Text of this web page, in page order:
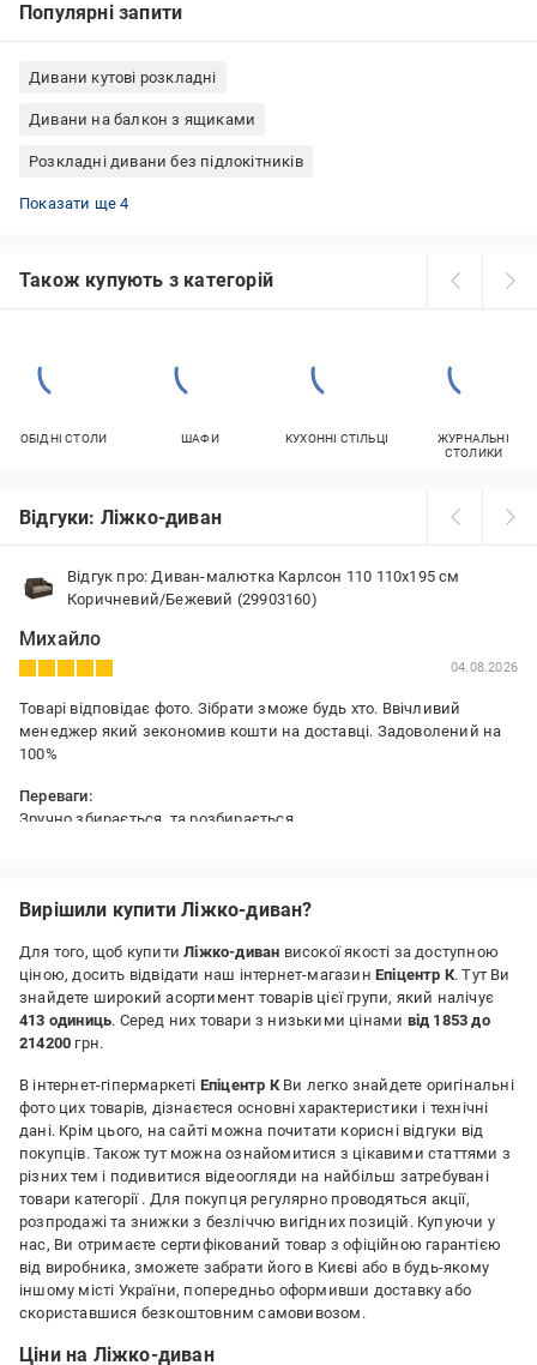
Популярні запити
Дивани кутові розкладні
Дивани на балкон з ящиками
Розкладні дивани без підлокітників
Дивани прямі розкладні
Кутові дивани трансформери
Дитячі дивани розкладні
Дивани кутові 2-спальні
Показати ще 4
Також купують з категорій
ОБІДНІ СТОЛИ ШАФИ КУХОННІ СТІЛЬЦІ
ЖУРНАЛЬНІ
СТОЛИКИ
Відгуки: Ліжко-диван
Відгук про: Диван-малютка Карлсон 110 110х195 см
Коричневий/Бежевий (29903160)
Михайло
04.08.2026
Товарі відповідає фото. Зібрати зможе будь хто. Ввічливий
менеджер який зекономив кошти на доставці. Задоволений на
100%
Переваги:
Зручно збирається, та розбирається
Вирішили купити Ліжко-диван?
Для того, щоб купитиЛіжко-диван високої якості за доступною
ціною, досить відвідати наш інтернет-магазин Епіцентр К. Тут Ви
знайдете широкий асортимент товарів цієї групи, який налічує
413 одиниць. Серед них товари з низькими цінами від 1853 до
214200 грн.
В інтернет-гіпермаркеті Епіцентр КВи легко знайдете оригінальні
фото цих товарів, дізнаєтеся основні характеристики і технічні
дані. Крім цього, на сайті можна почитати корисні відгуки від
покупців. Також тут можна ознайомитися з цікавими статтями з
різних тем і подивитися відеоогляди на найбільш затребувані
товари категорії . Для покупця регулярно проводяться акції,
розпродажі та знижки з безліччю вигідних позицій. Купуючи у
нас, Ви отримаєте сертифікований товар з офіційною гарантією
від виробника, зможете забрати його в Києві або в будь-якому
іншому місті України, попередньо оформивши доставку або
скориставшися безкоштовним самовивозом.
Ціни на Ліжко-диван